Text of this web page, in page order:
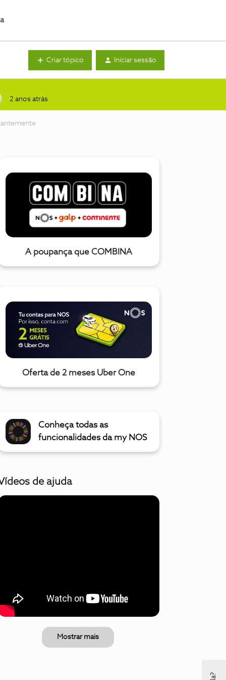
Criar tópico Iniciar sessão
2 anos atrás
A poupança que COMBINA
Oferta de 2 meses Uber One
Conheça todas as
funcionalidades da my NOS
de ajuda
Mostrar mais